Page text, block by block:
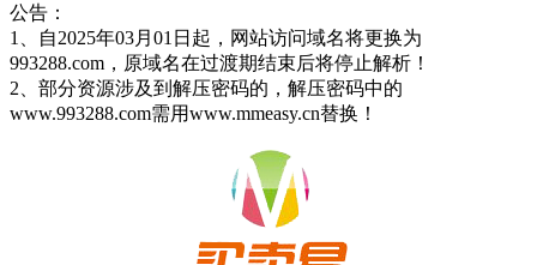
公告：
1、自2025年03月01日起，网站访问域名将更换为
993288.com，原域名在过渡期结束后将停止解析！
2、部分资源涉及到解压密码的，解压密码中的
www.993288.com需用www.mmeasy.cn替换！